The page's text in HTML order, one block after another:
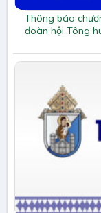
Thông báo
đoàn hội Tông